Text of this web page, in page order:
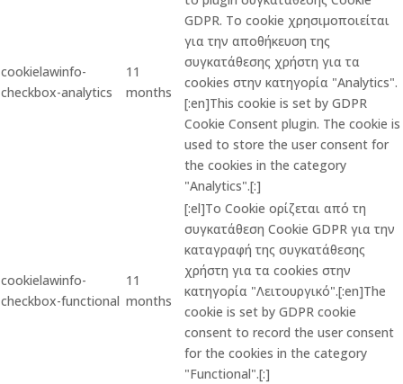
cookielawinfo-
checkbox-analytics
11
months
GDPR. Το cookie χρησιμοποιείται
για την αποθήκευση της
συγκατάθεσης χρήστη για τα
cookies στην κατηγορία "Analytics".
[:en]This cookie is set by GDPR
Cookie Consent plugin. The cookie is
used to store the user consent for
the cookies in the category
"Analytics".[:]
cookielawinfo-
checkbox-functional
11
months
[:el]Το Cookie ορίζεται από τη
συγκατάθεση Cookie GDPR για την
καταγραφή της συγκατάθεσης
χρήστη για τα cookies στην
κατηγορία "Λειτουργικό".[:en]The
cookie is set by GDPR cookie
consent to record the user consent
for the cookies in the category
"Functional".[:]